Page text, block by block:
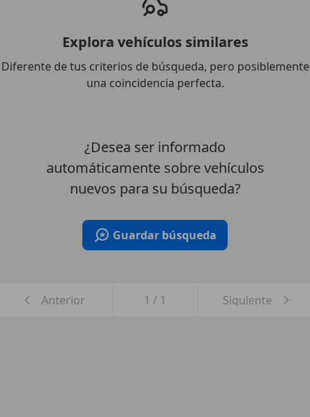
Explora vehículos similares
Diferente de tus criterios de búsqueda, pero posiblemente
una coincidencia perfecta.
¿Desea ser informado
automáticamente sobre vehículos
nuevos para su búsqueda?
Guardar búsqueda
Anterior 1 / 1 Siguiente